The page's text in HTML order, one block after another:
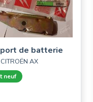
de batterie
AX
neuf